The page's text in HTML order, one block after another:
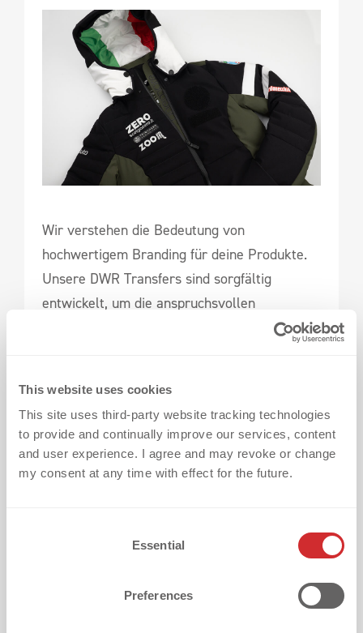
This website uses cookies
This site uses third-party website tracking technologies
to provide and continually improve our services, content
and user experience. I agree and may revoke or change
my consent at any time with effect for the future.
Essential
Preferences
Wir verstehen die Bedeutung von
hochwertigem Branding für deine Produkte.
Unsere DWR Transfers sind sorgfältig
entwickelt, um die anspruchsvollen
Anforderungen von DWR-beschichteten
noch perfekt halten.
Vielseitige Lösung für jede Art von
beschichteten Textilien
beschichteten Textilien herstellst, unsere
DWR-Lösungen bieten eine zuverlässige und
umweltfreundliche Lösung für deine